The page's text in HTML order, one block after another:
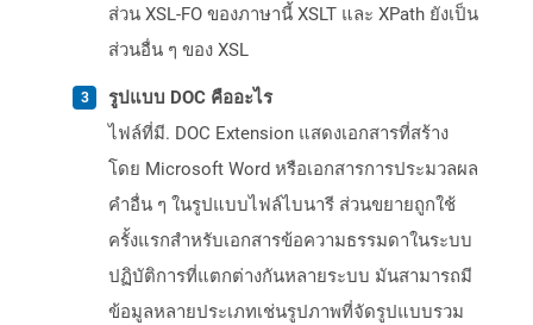
ส่วน XSL-FO ของภาษานี้ XSLT และ XPath ยังเป็น
ส่วนอื่น ๆ ของ XSL
รูปแบบ DOC คืออะไร
ไฟล์ที่มี. DOC Extension แสดงเอกสารที่สร้าง
โดย Microsoft Word หรือเอกสารการประมวลผล
คำอื่น ๆ ในรูปแบบไฟล์ไบนารี ส่วนขยายถูกใช้
ครั้งแรกสำหรับเอกสารข้อความธรรมดาในระบบ
ปฏิบัติการที่แตกต่างกันหลายระบบ มันสามารถมี
ข้อมูลหลายประเภทเช่นรูปภาพที่จัดรูปแบบรวม